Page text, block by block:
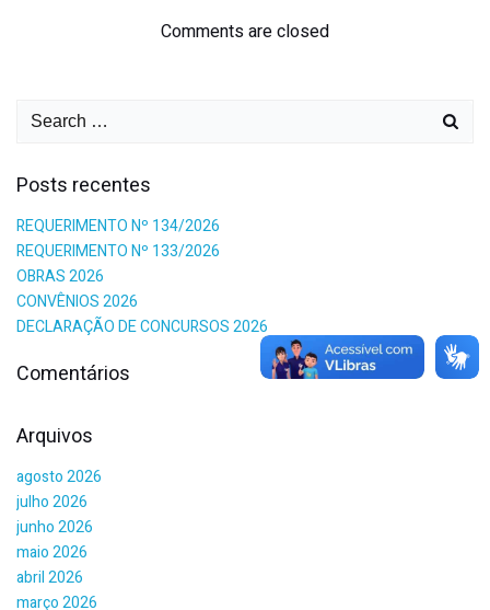
Comments are closed
Posts recentes
REQUERIMENTO Nº 134/2026
REQUERIMENTO Nº 133/2026
OBRAS 2026
CONVÊNIOS 2026
DECLARAÇÃO DE CONCURSOS 2026
Comentários
Arquivos
agosto 2026
julho 2026
junho 2026
maio 2026
abril 2026
março 2026